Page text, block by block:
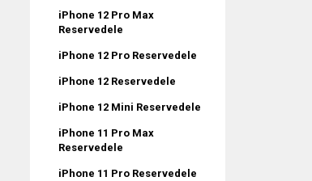
iPhone 12 Pro Max
Reservedele
iPhone 12 Pro Reservedele
iPhone 12 Reservedele
iPhone 12 Mini Reservedele
iPhone 11 Pro Max
Reservedele
iPhone 11 Pro Reservedele